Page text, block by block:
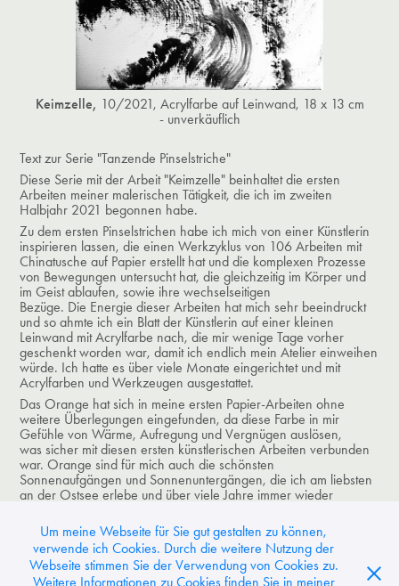
Keimzelle, 10/2021, Acrylfarbe auf Leinwand, 18 x 13 cm
- unverkäuflich
Text zur Serie "Tanzende Pinselstriche"
Diese Serie mit der Arbeit "Keimzelle" beinhaltet die ersten
Arbeiten meiner malerischen Tätigkeit, die ich im zweiten
Halbjahr 2021 begonnen habe.
Zu dem ersten Pinselstrichen habe ich mich von einer Künstlerin
inspirieren lassen, die einen Werkzyklus von 106 Arbeiten mit
Chinatusche auf Papier erstellt hat und die komplexen Prozesse
von Bewegungen untersucht hat, die gleichzeitig im Körper und
im Geist ablaufen, sowie ihre wechselseitigen
Bezüge. Die Energie dieser Arbeiten hat mich sehr beeindruckt
und so ahmte ich ein Blatt der Künstlerin auf einer kleinen
Leinwand mit Acrylfarbe nach, die mir wenige Tage vorher
geschenkt worden war, damit ich endlich mein Atelier einweihen
würde. Ich hatte es über viele Monate eingerichtet und mit
Acrylfarben und Werkzeugen ausgestattet.​​​​​​​
Das Orange hat sich in meine ersten Papier-Arbeiten ohne
weitere Überlegungen eingefunden, da diese Farbe in mir
Gefühle von Wärme, Aufregung und Vergnügen auslösen,
was sicher mit diesen ersten künstlerischen Arbeiten verbunden
war. Orange sind für mich auch die schönsten
Sonnenaufgängen und Sonnenuntergängen, die ich am liebsten
an der Ostsee erlebe und über viele Jahre immer wieder
Nachricht oder Kommentar schreiben
Um meine Webseite für Sie gut gestalten zu können,
verwende ich Cookies. Durch die weitere Nutzung der
Webseite stimmen Sie der Verwendung von Cookies zu.
Weitere Informationen zu Cookies finden Sie in meiner